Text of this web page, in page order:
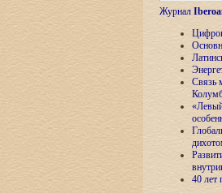
Журнал
Связь
40 лет